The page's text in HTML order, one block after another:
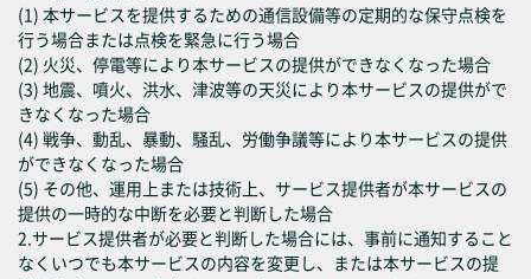
(1) 本サービスを提供するための通信設備等の定期的な保守点検を
行う場合または点検を緊急に行う場合
(2) 火災、停電等により本サービスの提供ができなくなった場合
(3) 地震、噴火、洪水、津波等の天災により本サービスの提供がで
きなくなった場合
(4) 戦争、動乱、暴動、騒乱、労働争議等により本サービスの提供
ができなくなった場合
(5) その他、運用上または技術上、サービス提供者が本サービスの
提供の一時的な中断を必要と判断した場合
2.サービス提供者が必要と判断した場合には、事前に通知すること
なくいつでも本サービスの内容を変更し、または本サービスの提